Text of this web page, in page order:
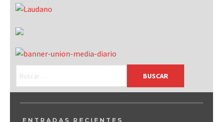
ENTRADAS RECIENTES